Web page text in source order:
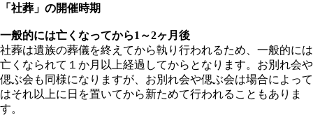
「社葬」の開催時期
一般的には亡くなってから1 ～2ヶ月後
社葬は遺族の葬儀を終えてから執り行われるため、一般的には
亡くなられて１か月以上経過してからとなります。お別れ会や
偲ぶ会も同様になりますが、お別れ会や偲ぶ会は場合によって
はそれ以上に日を置いてから新ためて行われることもありま
す。